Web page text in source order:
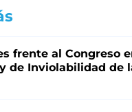
frente al Congreso
de Inviolabilidad de